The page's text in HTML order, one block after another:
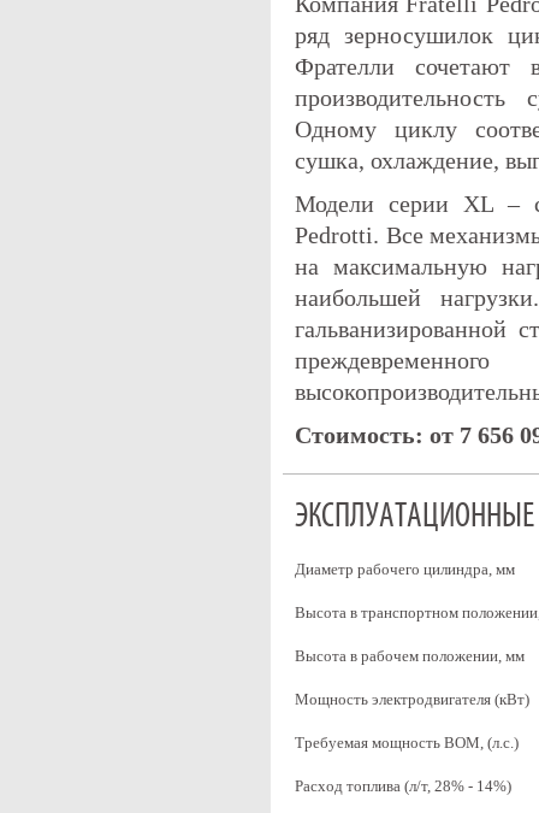
ряд зерносушилок
Фрателли
Одному циклу
сушка, охлаждение,
Модели серии XL –
Pedrotti. Все
на максимальную
наибольшей
гальванизированной
Стоимость: от 7 656
ЭКСПЛУАТАЦИОННЫЕ
Диаметр рабочего цилиндра, мм
Высота в транспортном
Высота в рабочем положении, мм
Мощность электродвигателя (кВт)
Требуемая мощность ВОМ, (л.с.)
Расход топлива (л/т, 28% - 14%)